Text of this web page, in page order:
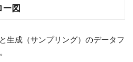
図
生成（サンプリング）のデータフ